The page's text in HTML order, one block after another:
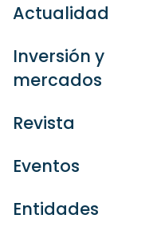
Actualidad
Inversión y
mercados
Revista
Eventos
Entidades